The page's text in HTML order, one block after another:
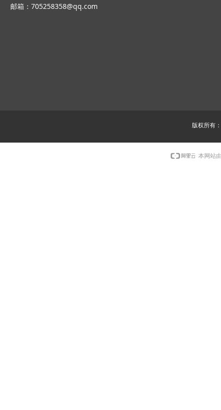
邮箱：705258358@qq.com
版权所有
本网站